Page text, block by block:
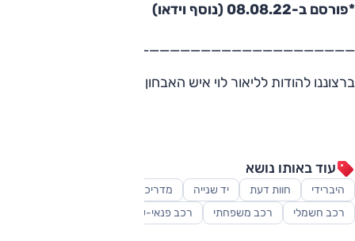
*פורסם ב-08.08.22 (נוסף וידאו)
ברצוננו להודות לליאור לוי איש האבחון המכיר היטב את דגמי
עוד באותו נושא
היברידי חוות דעת יד שנייה מדריכים
רכב חשמלי
רכב משפחתי רכב פנאי-שטח